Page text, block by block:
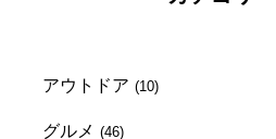
アウトドア (10)
グルメ (46)